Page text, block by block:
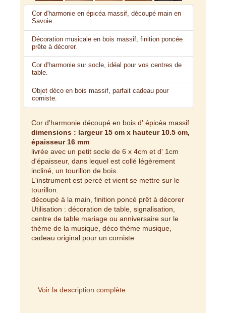
Cor d'harmonie en épicéa massif, découpé main en
Savoie.
Décoration musicale en bois massif, finition poncée
prête à décorer.
Cor d'harmonie sur socle, idéal pour vos centres de
table.
Objet déco en bois massif, parfait cadeau pour
corniste.
Cor d'harmonie découpé en bois d' épicéa massif
dimensions : largeur 15 cm x hauteur 10.5 cm,
épaisseur 16 mm
livrée avec un petit socle de 6 x 4cm et d' 1cm
d'épaisseur, dans lequel est collé légèrement
incliné, un tourillon de bois.
L'instrument est percé et vient se mettre sur le
tourillon.
découpé à la main, finition poncé prêt à décorer
Utilisation : décoration de table, signalisation,
centre de table mariage ou anniversaire sur le
thème de la musique, déco thème musique,
cadeau original pour un corniste
Voir la description complète